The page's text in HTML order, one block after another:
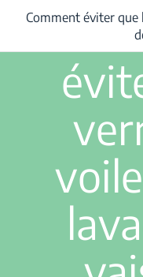
/ Comment éviter que
Comment éviter que